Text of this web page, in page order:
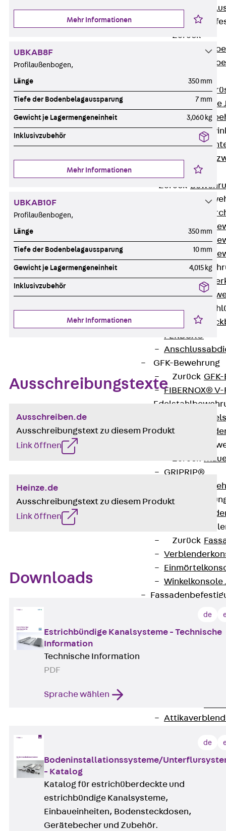
Zurück
Gerüstschuhe
Zurück
Gerüstschuhe
Zurück
Zurück
Zurück
Zurück
FERBOX®
GFK-Bewehrung
Zurück
FIBERNOX® V-
Zurück
GRIPRIP®
Zurück
Winkelkonsole
Windpost JWP
Zurück
Zurück
Mehr Informationen
UBKAB8F
Profilaußenbogen,
Länge 350 mm
Tiefe der Bodenbelagaussparung 7 mm
Gewicht je Lagermengeneinheit 3,060 kg
Inklusivzubehör
Mehr Informationen
UBKAB10F
Profilaußenbogen,
Länge 350 mm
Tiefe der Bodenbelagaussparung 10 mm
Gewicht je Lagermengeneinheit 4,015 kg
Inklusivzubehör
Mehr Informationen
Ausschreibungstexte
Ausschreiben.de
Ausschreibungstext zu diesem Produkt
Link öffnen
Heinze.de
Ausschreibungstext zu diesem Produkt
Link öffnen
Downloads
de
Estrichbündige Kanalsysteme - Technische
Information
Technische Information
PDF
Sprache wählen
de
Bodeninstallationssysteme/
- Katalog
Katalog für estrichüberdeckte und
estrichbündige Kanalsysteme,
Einbaueinheiten, Bodensteckdosen,
Gerätebecher und Zubehör.